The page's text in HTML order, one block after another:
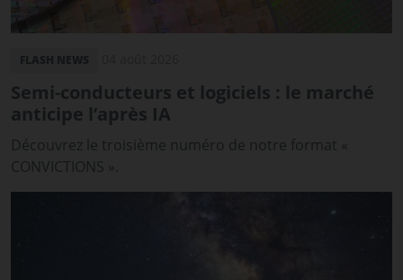
Semi-conducteurs et logiciels : le marché
anticipe l’après IA
Découvrez le troisième numéro de notre format «
CONVICTIONS ».